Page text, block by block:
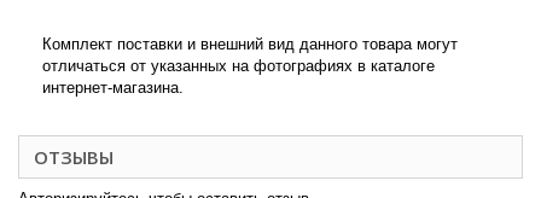
Комплект поставки и внешний вид данного товара могут
отличаться от указанных на фотографиях в каталоге
интернет-магазина.
ОТЗЫВЫ